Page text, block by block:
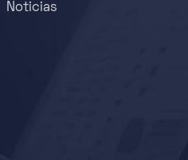
Noticias